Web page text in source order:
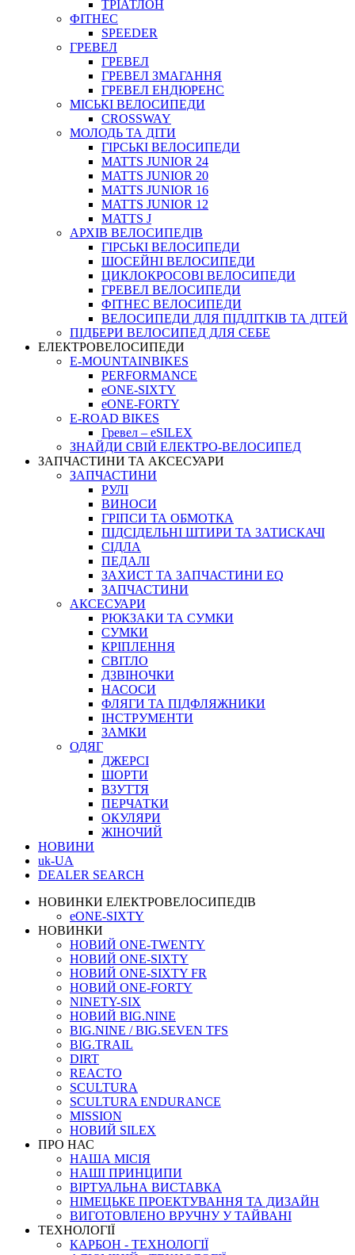
ТРІАТЛОН
ФІТНЕС
SPEEDER
ГРЕВЕЛ
ГРЕВЕЛ
ГРЕВЕЛ ЗМАГАННЯ
ГРЕВЕЛ ЕНДЮРЕНС
МІСЬКІ ВЕЛОСИПЕДИ
CROSSWAY
МОЛОДЬ ТА ДІТИ
ГIРСЬКI ВЕЛОСИПЕДИ
MATTS JUNIOR 24
MATTS JUNIOR 20
MATTS JUNIOR 16
MATTS JUNIOR 12
MATTS J
АРХIВ ВЕЛОСИПЕДIВ
ГІРСЬКІ ВЕЛОСИПЕДИ
ШОСЕЙНІ ВЕЛОСИПЕДИ
ЦИКЛОКРОСОВІ ВЕЛОСИПЕДИ
ГРЕВЕЛ ВЕЛОСИПЕДИ
ФІТНЕС ВЕЛОСИПЕДИ
ВЕЛОСИПЕДИ ДЛЯ ПІДЛІТКІВ ТА ДІТЕЙ
ПIДБЕРИ ВЕЛОСИПЕД ДЛЯ СЕБЕ
ЕЛЕКТРОВЕЛОСИПЕДИ
E-MOUNTAINBIKES
PERFORMANCE
eONE-SIXTY
eONE-FORTY
E-ROAD BIKES
Гревел – eSILEX
ЗНАЙДИ СВІЙ ЕЛЕКТРО-ВЕЛОСИПЕД
ЗАПЧАСТИНИ ТА АКСЕСУАРИ
ЗАПЧАСТИНИ
РУЛІ
ВИНОСИ
ГРІПСИ ТА ОБМОТКА
ПІДСІДЕЛЬНІ ШТИРИ ТА ЗАТИСКАЧІ
СІДЛА
ПЕДАЛІ
ЗАХИСТ ТА ЗАПЧАСТИНИ EQ
ЗАПЧАСТИНИ
АКСЕСУАРИ
РЮКЗАКИ ТА СУМКИ
СУМКИ
КРІПЛЕННЯ
СВІТЛО
ДЗВІНОЧКИ
НАСОСИ
ФЛЯГИ ТА ПІДФЛЯЖНИКИ
ІНСТРУМЕНТИ
ЗАМКИ
ОДЯГ
ДЖЕРСІ
ШОРТИ
ВЗУТТЯ
ПЕРЧАТКИ
ОКУЛЯРИ
ЖІНОЧИЙ
НОВИНИ
uk-UA
DEALER SEARCH
НОВИНКИ ЕЛЕКТРОВЕЛОСИПЕДІВ
eONE-SIXTY
НОВИНКИ
НОВИЙ ONE-TWENTY
НОВИЙ ONE-SIXTY
НОВИЙ ONE-SIXTY FR
НОВИЙ ONE-FORTY
NINETY-SIX
НОВИЙ BIG.NINE
BIG.NINE / BIG.SEVEN TFS
BIG.TRAIL
DIRT
REACTO
SCULTURA
SCULTURA ENDURANCE
MISSION
НОВИЙ SILEX
ПРО НАС
НАША МICIЯ
НАШI ПРИНЦИПИ
ВIРТУАЛЬНА ВИСТАВКА
НІМЕЦЬКЕ ПРОЕКТУВАННЯ ТА ДИЗАЙН
ВИГОТОВЛЕНО ВРУЧНУ У ТАЙВАНІ
ТЕХНОЛОГІЇ
КАРБОН - ТЕХНОЛОГІЇ